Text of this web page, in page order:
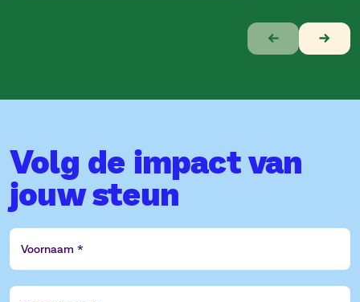
Volg de impact van
jouw steun
Voornaam
Tussenvoegsel